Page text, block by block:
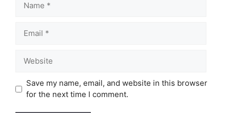
Save my name, email, and website in this browser
for the next time I comment.